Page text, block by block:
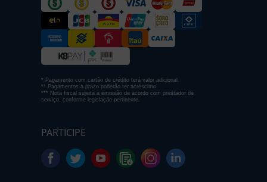
* Pagamento com cartão de crédito terá valor adicional.
** Pagamentos a prazo poderão ter acréscimo.
*** Nota fiscal sujeita a emissão de acordo com prestador de
serviço, conforme legislação pertinente.
PARTICIPE